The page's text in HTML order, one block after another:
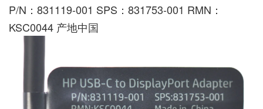
P/N：831119-001 SPS：831753-001 RMN：
KSC0044 产地中国